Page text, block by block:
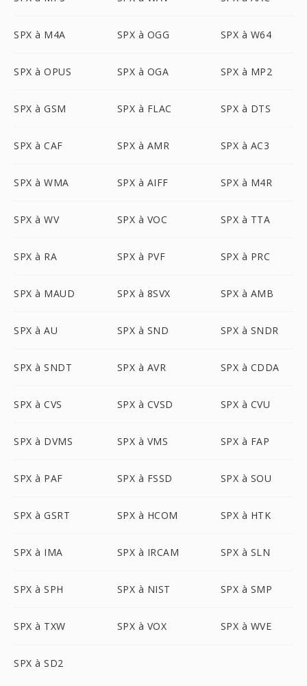
SPX à M4A SPX à OGG SPX à W64
SPX à OPUS SPX à OGA SPX à MP2
SPX à GSM SPX à FLAC SPX à DTS
SPX à CAF SPX à AMR SPX à AC3
SPX à WMA SPX à AIFF SPX à M4R
SPX à WV SPX à VOC SPX à TTA
SPX à RA SPX à PVF SPX à PRC
SPX à MAUD SPX à 8SVX SPX à AMB
SPX à AU SPX à SND SPX à SNDR
SPX à SNDT SPX à AVR SPX à CDDA
SPX à CVS SPX à CVSD SPX à CVU
SPX à DVMS SPX à VMS SPX à FAP
SPX à PAF SPX à FSSD SPX à SOU
SPX à GSRT SPX à HCOM SPX à HTK
SPX à IMA SPX à IRCAM SPX à SLN
SPX à SPH SPX à NIST SPX à SMP
SPX à TXW SPX à VOX SPX à WVE
SPX à SD2